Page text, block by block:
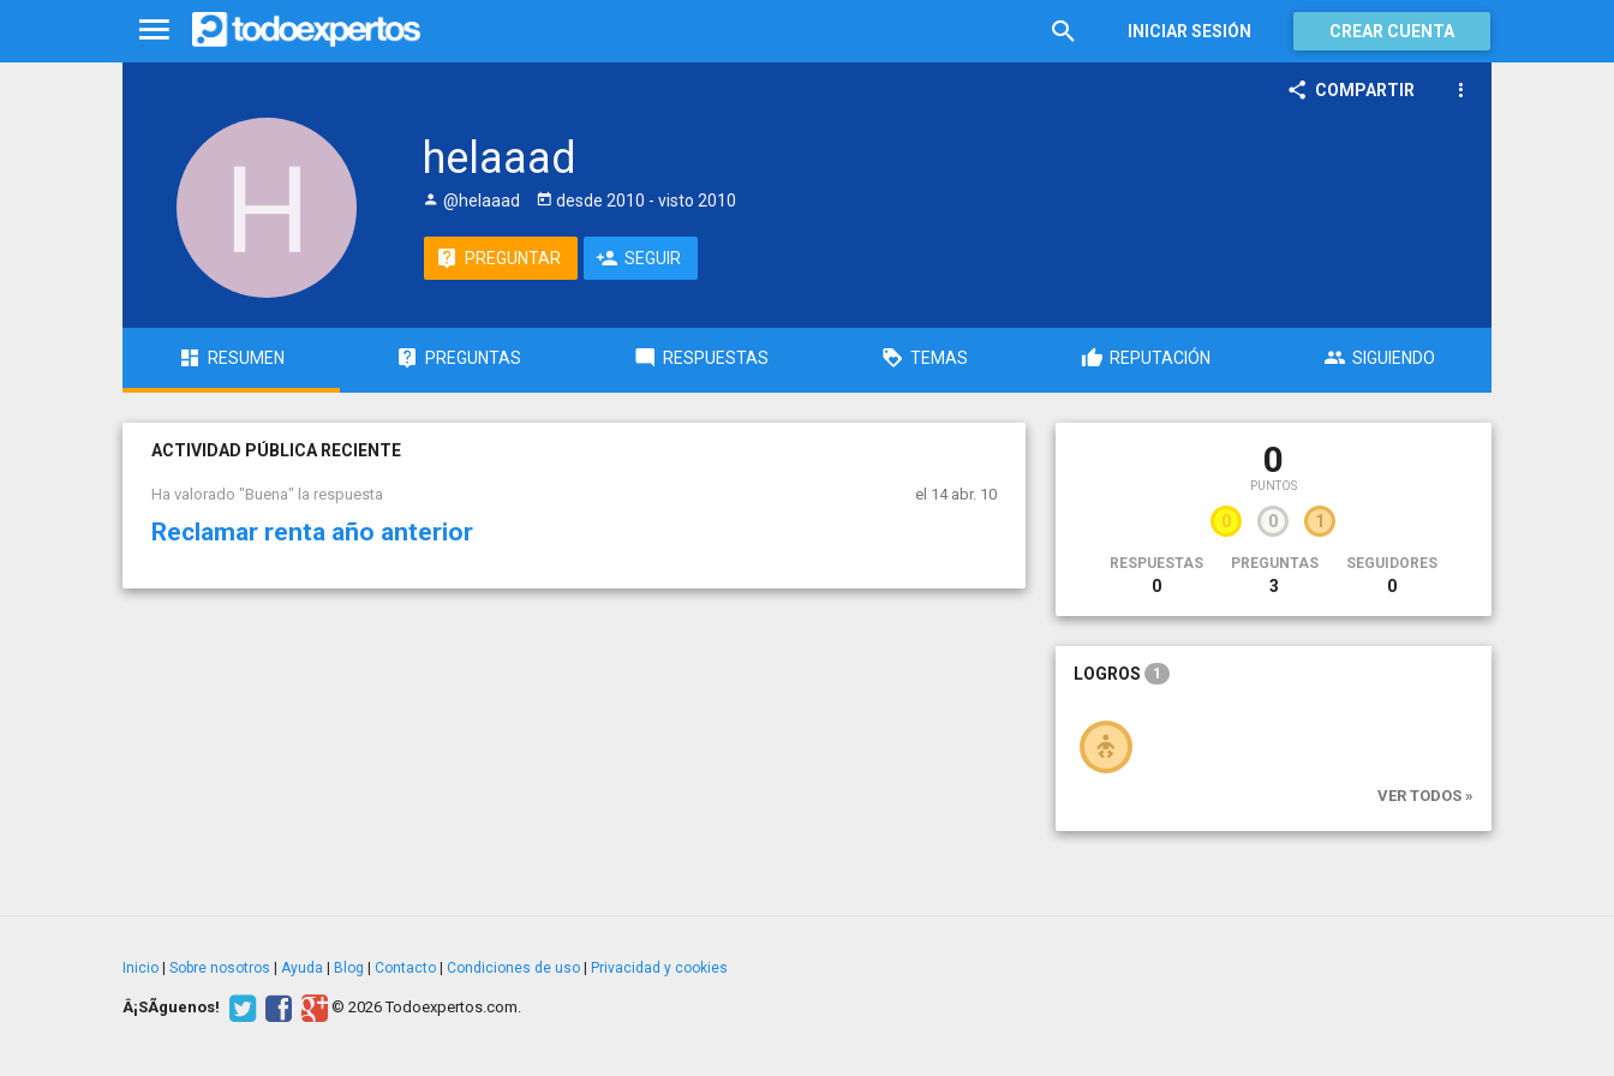
INICIAR SESIÓN CREAR CUENTA
COMPARTIR
helaaad
@helaaad desde 2010 - visto 2010
PREGUNTAR SEGUIR
RESUMEN PREGUNTAS RESPUESTAS TEMAS REPUTACIÓN SIGUIENDO
ACTIVIDAD PÚBLICA RECIENTE
Ha valorado "Buena" la respuesta el 14 abr. 10
Reclamar renta año anterior
0
PUNTOS
0 0 1
RESPUESTAS
0
PREGUNTAS
3
SEGUIDORES
0
LOGROS 1
VER TODOS »
Inicio Sobre nosotros Ayuda Blog Contacto Condiciones de uso Privacidad y cookies
Â¡SÃ­guenos! © 2026 Todoexpertos.com.